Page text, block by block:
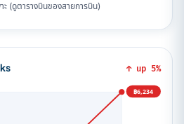
ะ (ดูตารางบินของสายการบิน)
↑ up 5%
฿6,234